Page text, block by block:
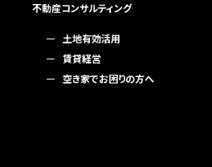
不動産コンサルティング
土地有効活用
賃貸経営
空き家でお困りの方へ